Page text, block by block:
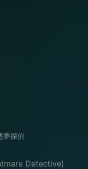
夢探偵
Detective)